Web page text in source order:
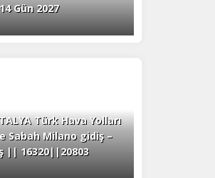
Gün 2027
Türk Hava Yolları
Sabah Milano gidiş –
|| 16320||20803